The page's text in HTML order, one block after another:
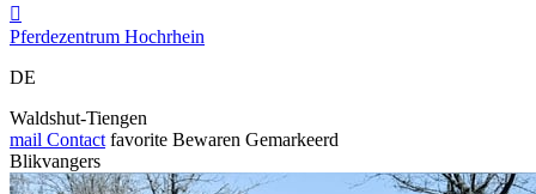

Pferdezentrum Hochrhein
DE
Waldshut-Tiengen
mail Contact favorite Bewaren Gemarkeerd
Blikvangers